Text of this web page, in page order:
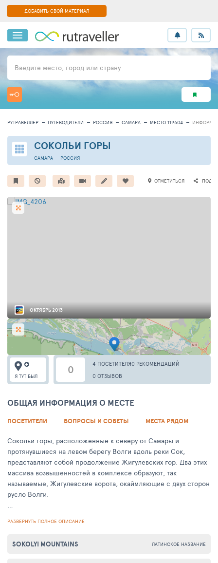
ДОБАВИТЬ СВОЙ МАТЕРИАЛ
Введите место, город или страну
РУТРАВЕЛЛЕР ПУТЕВОДИТЕЛИ РОССИЯ САМАРА МЕСТО 119604
СОКОЛЬИ ГОРЫ
РОССИЯ
САМАРА
ОТМЕТИТЬСЯ
ОКТЯБРЬ 2013
0 4 ПОСЕТИТЕЛЯ0 РЕКОМЕНДАЦИЙ
0 ОТЗЫВОВ
Я ТУТ БЫЛ
ОБЩАЯ ИНФОРМАЦИЯ О МЕСТЕ
ПОСЕТИТЕЛИ ВОПРОСЫ И СОВЕТЫ МЕСТА РЯДОМ
Сокольи горы, расположенные к северу от Самары и
протянувшиеся на левом берегу Волги вдоль реки Сок,
представляют собой продолжение Жигулевских гор. Два этих
массива возвышенностей в комплексе образуют, так
называемые, Жигулевские ворота, окаймляющие с двух сторон
русло Волги.
входящих в границы города, это одна из живописнейших
тому, что на протяжении долгого времени здесь
РАЗВЕРНУТЬ ПОЛНОЕ ОПИСАНИЕ
ЛАТИНСКОЕ НАЗВАНИЕ
SOKOLYI MOUNTAINS